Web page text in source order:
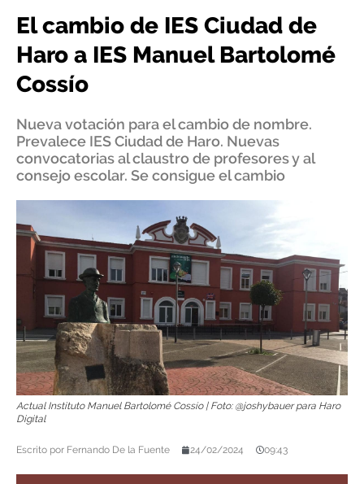
El cambio de IES Ciudad de
Haro a IES Manuel Bartolomé
Cossío
Nueva votación para el cambio de nombre.
Prevalece IES Ciudad de Haro. Nuevas
convocatorias al claustro de profesores y al
consejo escolar. Se consigue el cambio
Actual Instituto Manuel Bartolomé Cossío | Foto: @joshybauer para Haro
Digital
Escrito por Fernando De la Fuente 24/02/2024 09:43